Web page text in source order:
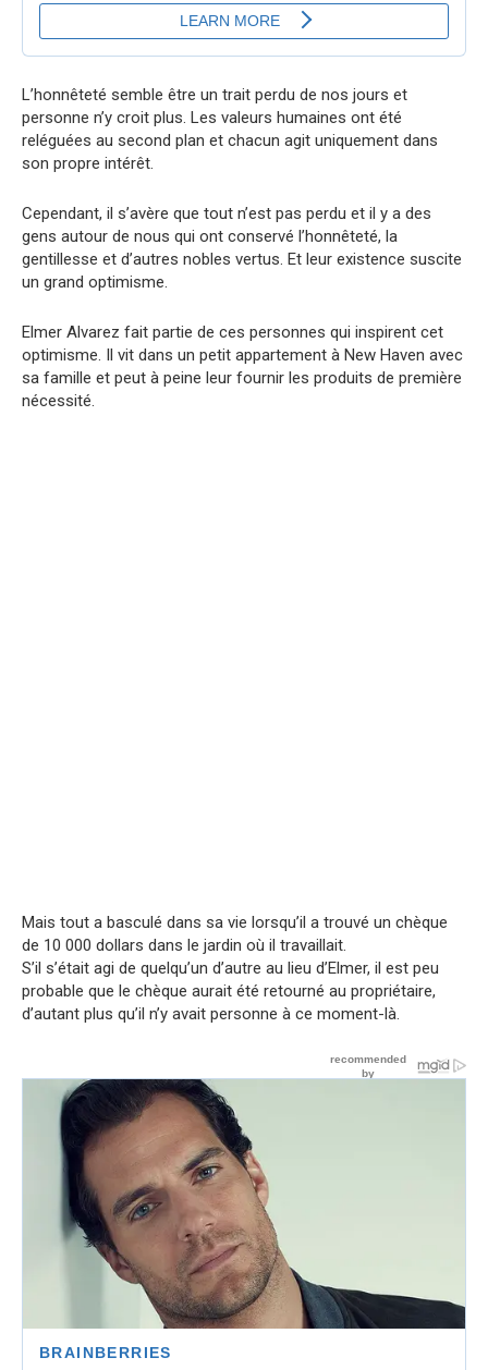
L’honnêteté semble être un trait perdu de nos jours et
personne n’y croit plus. Les valeurs humaines ont été
reléguées au second plan et chacun agit uniquement dans
son propre intérêt.
Cependant, il s’avère que tout n’est pas perdu et il y a des
gens autour de nous qui ont conservé l’honnêteté, la
gentillesse et d’autres nobles vertus. Et leur existence suscite
un grand optimisme.
Elmer Alvarez fait partie de ces personnes qui inspirent cet
optimisme. Il vit dans un petit appartement à New Haven avec
sa famille et peut à peine leur fournir les produits de première
nécessité.
Mais tout a basculé dans sa vie lorsqu’il a trouvé un chèque
de 10 000 dollars dans le jardin où il travaillait.
S’il s’était agi de quelqu’un d’autre au lieu d’Elmer, il est peu
probable que le chèque aurait été retourné au propriétaire,
d’autant plus qu’il n’y avait personne à ce moment-là.